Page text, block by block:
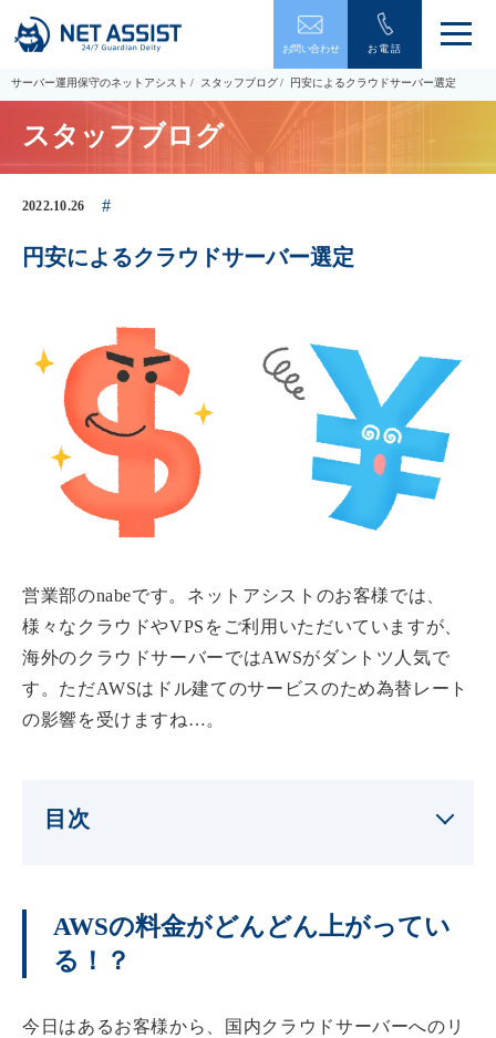
お問い合わせ お電話
メ
ー
閉
サーバー運用保守のネットアシスト スタッフブログ 円安によるクラウドサーバー選定
スタッフブログ
2022.10.26
円安によるクラウドサーバー選定
営業部のnabeです。ネットアシストのお客様では、
様々なクラウドやVPSをご利用いただいていますが、
海外のクラウドサーバーではAWSがダントツ人気で
す。ただAWSはドル建てのサービスのため為替レート
の影響を受けますね…。
目次
AWSの料金がどんどん上がってい
る！？
今日はあるお客様から、国内クラウドサーバーへのリ